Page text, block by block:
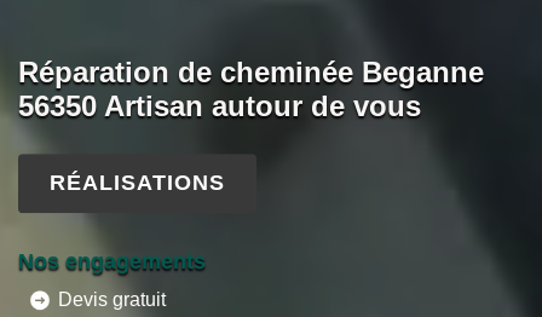
Réparation de cheminée Beganne
56350 Artisan autour de vous
RÉALISATIONS
Nos engagements
Devis gratuit